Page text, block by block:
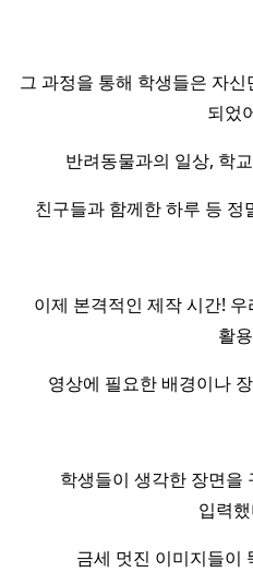
그 과정을 통해 학생들은 자
되었
반려동물과의 일상, 학
친구들과 함께한 하루 등
이제 본격적인 제작 시간!
활
영상에 필요한 배경이나
학생들이 생각한 장면을
입력
금세 멋진 이미지들이